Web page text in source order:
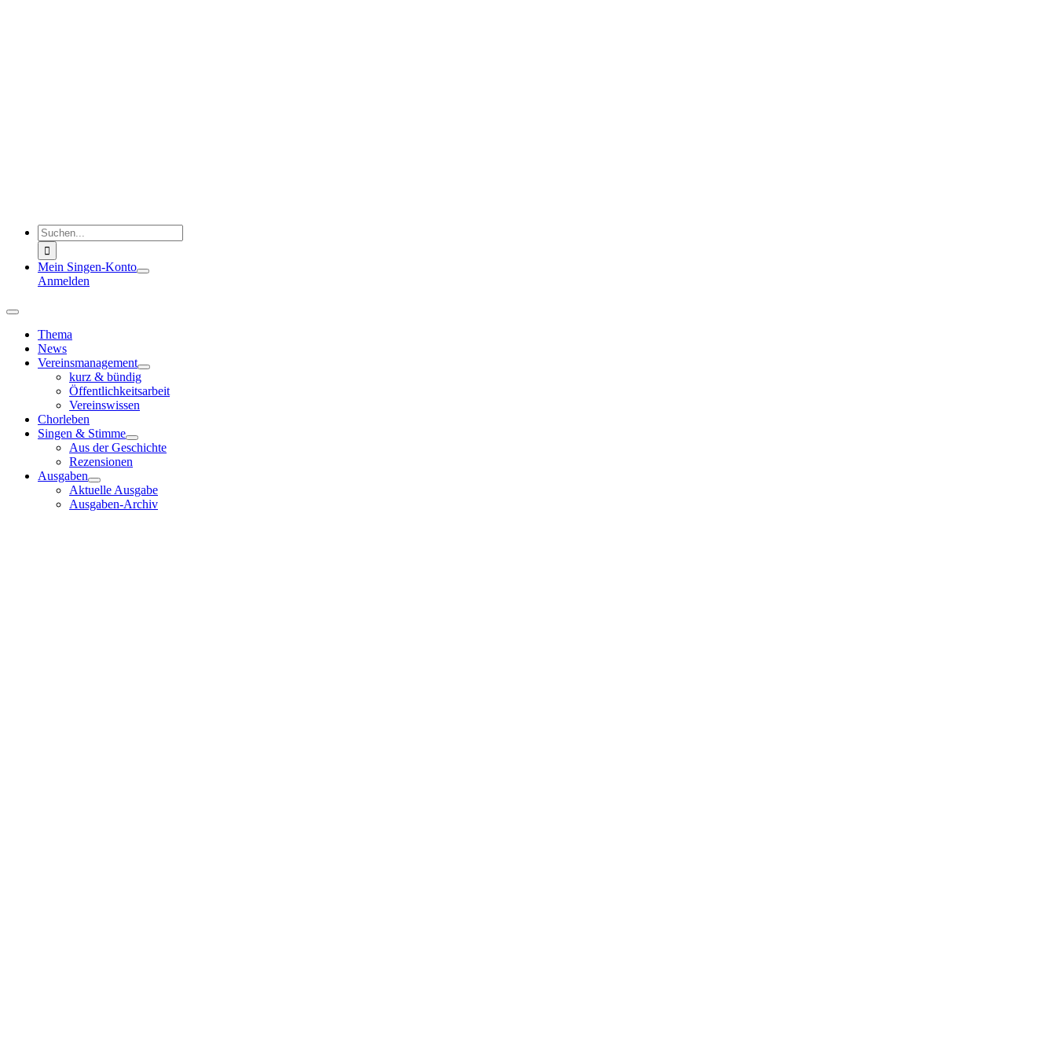
Suche
nach:
Mein Singen-Konto
Anmelden
Toggle
NavigationThema
News
Vereinsmanagement
kurz & bündig
Öffentlichkeitsarbeit
Vereinswissen
Chorleben
Singen & Stimme
Aus der Geschichte
Rezensionen
Ausgaben
Aktuelle Ausgabe
Ausgaben-Archiv